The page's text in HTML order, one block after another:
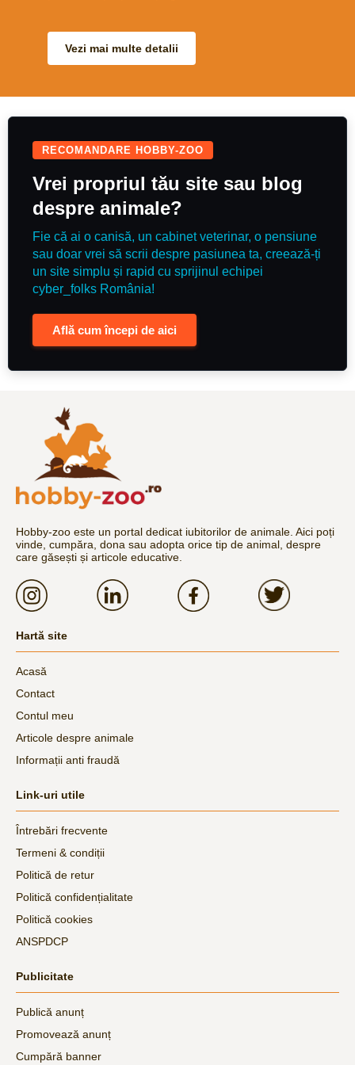
Vezi mai multe detalii
RECOMANDARE HOBBY-ZOO
Vrei propriul tău site sau blog
despre animale?
Fie că ai o canisă, un cabinet veterinar, o pensiune
sau doar vrei să scrii despre pasiunea ta, creează-ți
un site simplu și rapid cu sprijinul echipei
cyber_folks România!
Află cum începi de aici
Hobby-zoo este un portal dedicat iubitorilor de animale. Aici poți
vinde, cumpăra, dona sau adopta orice tip de animal, despre
care găsești și articole educative.
Hartă site
Acasă
Contact
Contul meu
Articole despre animale
Informații anti fraudă
Link-uri utile
Întrebări frecvente
Termeni & condiții
Politică de retur
Politică confidențialitate
Politică cookies
ANSPDCP
Publicitate
Publică anunț
Promovează anunț
Cumpără banner